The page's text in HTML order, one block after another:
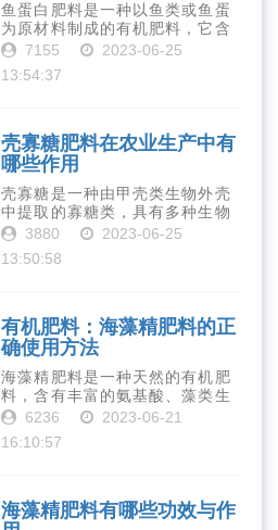
鱼蛋白肥料是一种以鱼类或鱼蛋
为原材料制成的有机肥料，它含
有丰富的营养物质，如氮、磷、
元素和植物生长因子。这些营养
7155
2023-06-25
13:54:37
壳寡糖肥料在农业生产中有
哪些作用
壳寡糖是一种由甲壳类生物外壳
中提取的寡糖类，具有多种生物
活性和营养价值。在农业生产
是作为一种新型的有机肥料，壳
3880
2023-06-25
13:50:58
有机肥料：海藻精肥料的正
确使用方法
海藻精肥料是一种天然的有机肥
料，含有丰富的氨基酸、藻类生
长素、维生素、微量元素、蛋白
力、促进植物生长、增强植物抗
6236
2023-06-21
16:10:57
海藻精肥料有哪些功效与作